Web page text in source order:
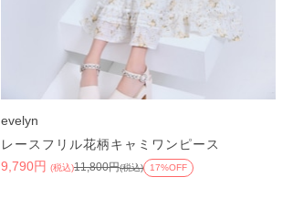
evelyn
レースフリル花柄キャミワンピース
9,790円 (税込)11,800円(税込) 17%OFF